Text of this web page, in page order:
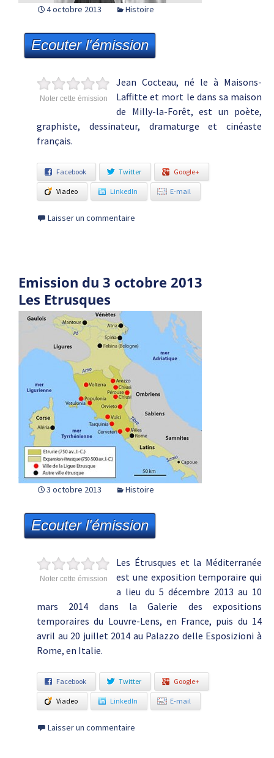
4 octobre 2013 Histoire
Ecouter l'émission
Noter cette émission
Jean Cocteau, né le à Maisons-
Laffitte et mort le dans sa maison
de Milly-la-Forêt, est un poète,
graphiste, dessinateur, dramaturge et cinéaste
français.
Facebook Twitter Google+
Viadeo LinkedIn E-mail
Laisser un commentaire
Emission du 3 octobre 2013
Les Etrusques
3 octobre 2013 Histoire
Ecouter l'émission
Noter cette émission
Les Étrusques et la Méditerranée
est une exposition temporaire qui
a lieu du 5 décembre 2013 au 10
mars 2014 dans la Galerie des expositions
temporaires du Louvre-Lens, en France, puis du 14
avril au 20 juillet 2014 au Palazzo delle Esposizioni à
Rome, en Italie.
Facebook Twitter Google+
Viadeo LinkedIn E-mail
Laisser un commentaire